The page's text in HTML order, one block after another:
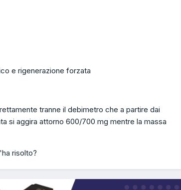
e rigenerazione forzata
tranne il debimetro che a partire dai
si aggira attorno 600/700 mg mentre la massa
risolto?